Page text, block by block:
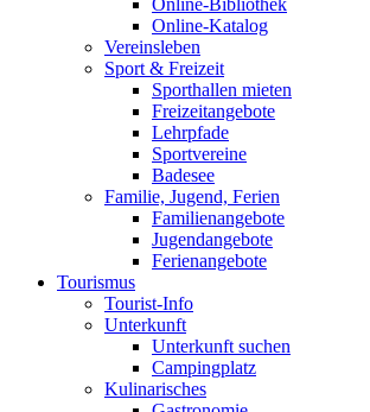
Online-Katalog
Vereinsleben
Sport & Freizeit
Sporthallen mieten
Freizeitangebote
Lehrpfade
Sportvereine
Badesee
Familie, Jugend, Ferien
Familienangebote
Jugendangebote
Ferienangebote
Tourismus
Tourist-Info
Unterkunft
Unterkunft suchen
Campingplatz
Kulinarisches